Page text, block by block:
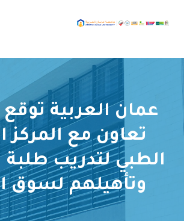
عمان العربية توقع
تعاون مع المركز
الطبي لتدريب طلبة
وتأهيلهم لسوق